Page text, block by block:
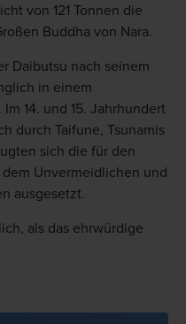
von 121 Tonnen die
Buddha von Nara.
Daibutsu nach seinem
in einem
14. und 15. Jahrhundert
durch Taifune, Tsunamis
sich die für den
Unvermeidlichen und
ausgesetzt.
als das ehrwürdige